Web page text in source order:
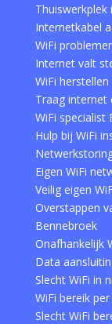
Internetkabel
WiFi
Internet valt
WiFi
Traag internet
WiFi specialist
Hulp bij WiFi
Eigen WiFi
Veilig eigen
Overstappen
Bennebroek
Onafhankelijk
Data
Slecht WiFi in
WiFi bereik
Slecht WiFi